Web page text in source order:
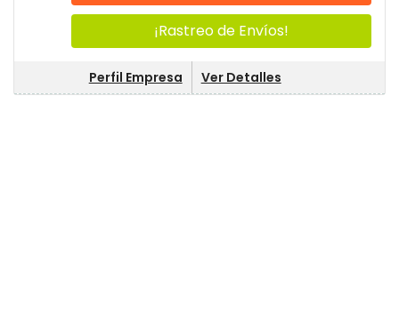
¡Rastreo de Envíos!
Perfil Empresa Ver Detalles